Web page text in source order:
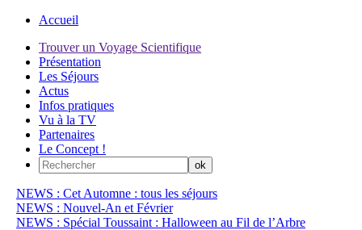
Accueil
Trouver un Voyage Scientifique
Présentation
Les Séjours
Actus
Infos pratiques
Vu à la TV
Partenaires
Le Concept !
NEWS : Cet Automne : tous les séjours
NEWS : Nouvel-An et Février
NEWS : Spécial Toussaint : Halloween au Fil de l’Arbre